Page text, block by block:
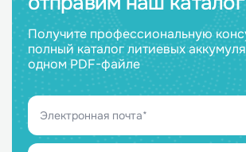
Получите профессиональную
полный каталог литиевых
одном PDF-файле